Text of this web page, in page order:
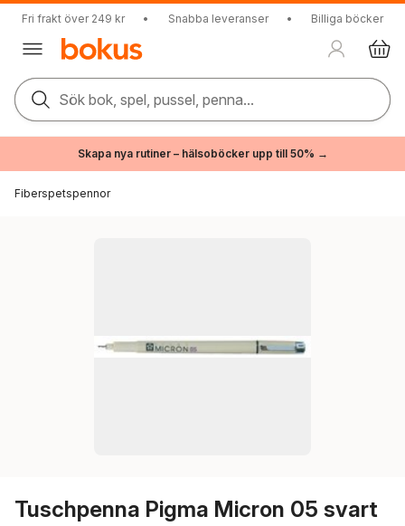
Fri frakt över 249 kr • Snabba leveranser • Billiga böcker
Sök bok, spel, pussel, penna...
Skapa nya rutiner – hälsoböcker upp till 50% →
Fiberspetspennor
Tuschpenna Pigma Micron 05 svart